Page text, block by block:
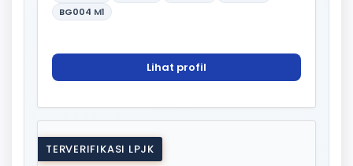
BG004 M1
Lihat profil
TERVERIFIKASI LPJK